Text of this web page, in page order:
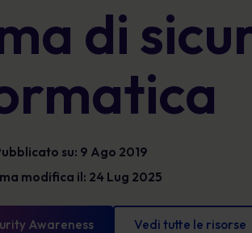
e mostrare progressi misurabili.
di sicurezza informatica che devi
di
su: 9 Ago 2019
modifica il: 24 Lug 2025
Awareness Vedi tutte le risorse